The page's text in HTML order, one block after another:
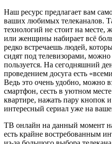
Наш ресурс предлагает вам
ваших любимых телеканалов.
технологий не стоит на
или женщины набирает всё
редко встречаешь людей,
сидят под телевизорами,
пользуется. На сегодняшний
проведением досуга есть
Ведь это очень удобно, можно
смартфон, сесть в уютном
квартире, нажать пару кнопок
интересный сериал уже на
ТВ онлайн на данный момент
есть крайне востребованным